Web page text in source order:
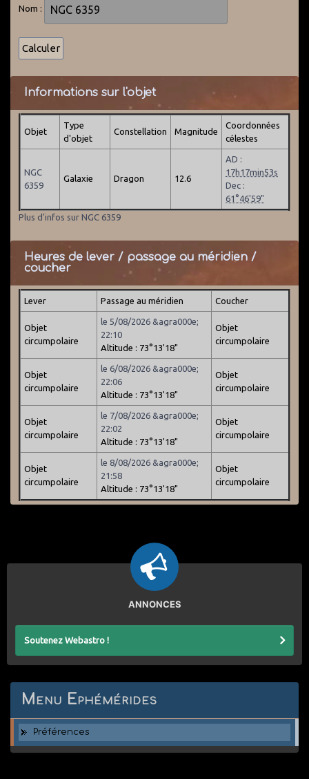
Nom :
Informations sur l'objet
Objet
Type
d'objet
Constellation Magnitude
Coordonnées
célestes
NGC
6359
Galaxie Dragon 12.6
AD :
17h17min53s
Dec :
61°46'59"
Plus d'infos sur NGC 6359
Heures de lever / passage au méridien /
coucher
Lever Passage au méridien Coucher
Objet
circumpolaire
le 5/08/2026 &agra000e;
22:10
Altitude : 73°13'18"
Objet
circumpolaire
Objet
circumpolaire
le 6/08/2026 &agra000e;
22:06
Altitude : 73°13'18"
Objet
circumpolaire
Objet
circumpolaire
le 7/08/2026 &agra000e;
22:02
Altitude : 73°13'18"
Objet
circumpolaire
Objet
circumpolaire
le 8/08/2026 &agra000e;
21:58
Altitude : 73°13'18"
Objet
circumpolaire
ANNONCES
Soutenez Webastro !
Menu Ephémérides
Préférences